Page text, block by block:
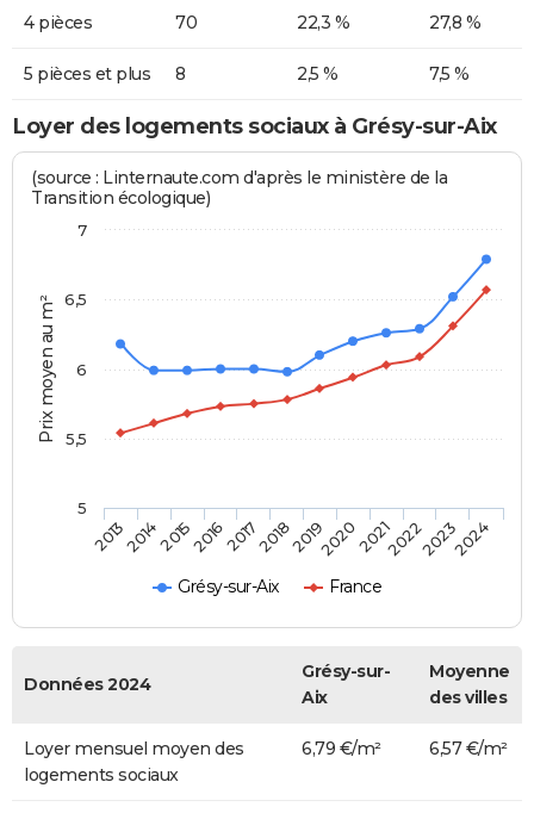
4 pièces 70 22,3 % 27,8 %
5 pièces et plus 8 2,5 % 7,5 %
Loyer des logements sociaux à Grésy-sur-Aix
Prix moyen au m²
(source : Linternaute.com d'après le ministère de la
Transition écologique)
Grésy-sur-Aix France
201320142015201620172018201920202021202220232024
5
5,5
6
6,5
7
Données 2024
Grésy-sur-
Aix
Moyenne
des villes
Loyer mensuel moyen des
logements sociaux
6,79 €/m² 6,57 €/m²